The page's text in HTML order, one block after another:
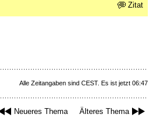
Zitat
Alle Zeitangaben sind CEST. Es ist jetzt 06:47
Neueres Thema Älteres Thema